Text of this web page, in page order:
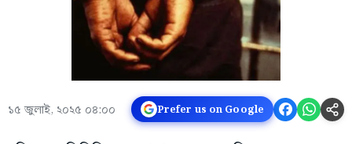
১৫ জুলাই, ২০২৫ ০৪:০০ Prefer us on Google